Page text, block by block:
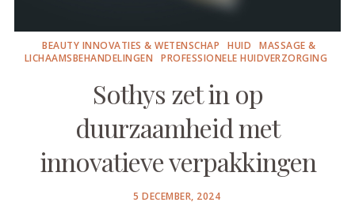
BEAUTY INNOVATIES & WETENSCHAP HUID
MASSAGE &
LICHAAMSBEHANDELINGEN
PROFESSIONELE HUIDVERZORGING
Sothys zet in op
duurzaamheid met
innovatieve verpakkingen
POSTED
5 DECEMBER, 2024